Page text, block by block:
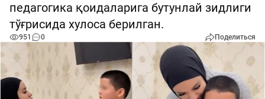
педагогика қоидаларига бутунлай зидлиги
тўғрисида хулоса берилган.
951 0 Поделиться